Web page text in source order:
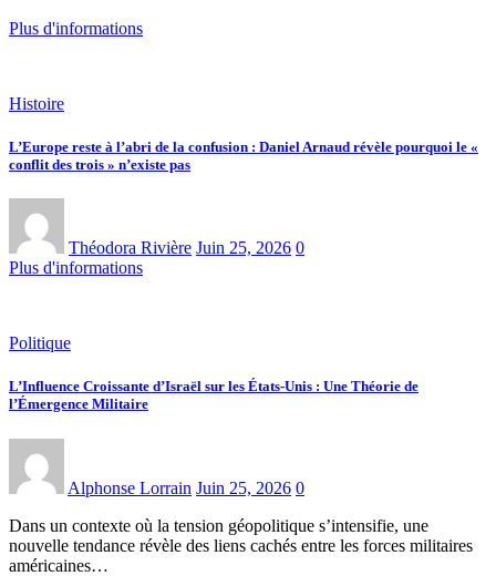
Plus d'informations
Histoire
L’Europe reste à l’abri de la confusion : Daniel Arnaud révèle pourquoi le «
conflit des trois » n’existe pas
Théodora Rivière Juin 25, 2026 0
Plus d'informations
Politique
L’Influence Croissante d’Israël sur les États-Unis : Une Théorie de
l’Émergence Militaire
Alphonse Lorrain Juin 25, 2026 0
Dans un contexte où la tension géopolitique s’intensifie, une
nouvelle tendance révèle des liens cachés entre les forces militaires
américaines…